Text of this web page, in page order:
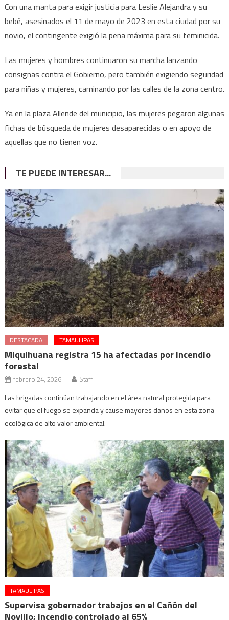
Con una manta para exigir justicia para Leslie Alejandra y su
bebé, asesinados el 11 de mayo de 2023 en esta ciudad por su
novio, el contingente exigió la pena máxima para su feminicida.
Las mujeres y hombres continuaron su marcha lanzando
consignas contra el Gobierno, pero también exigiendo seguridad
para niñas y mujeres, caminando por las calles de la zona centro.
Ya en la plaza Allende del municipio, las mujeres pegaron algunas
fichas de búsqueda de mujeres desaparecidas o en apoyo de
aquellas que no tienen voz.
TE PUEDE INTERESAR...
DESTACADA TAMAULIPAS
Miquihuana registra 15 ha afectadas por incendio
forestal
febrero 24, 2026 Staff
Las brigadas continúan trabajando en el área natural protegida para
evitar que el fuego se expanda y cause mayores daños en esta zona
ecológica de alto valor ambiental.
TAMAULIPAS
Supervisa gobernador trabajos en el Cañón del
Novillo; incendio controlado al 65%